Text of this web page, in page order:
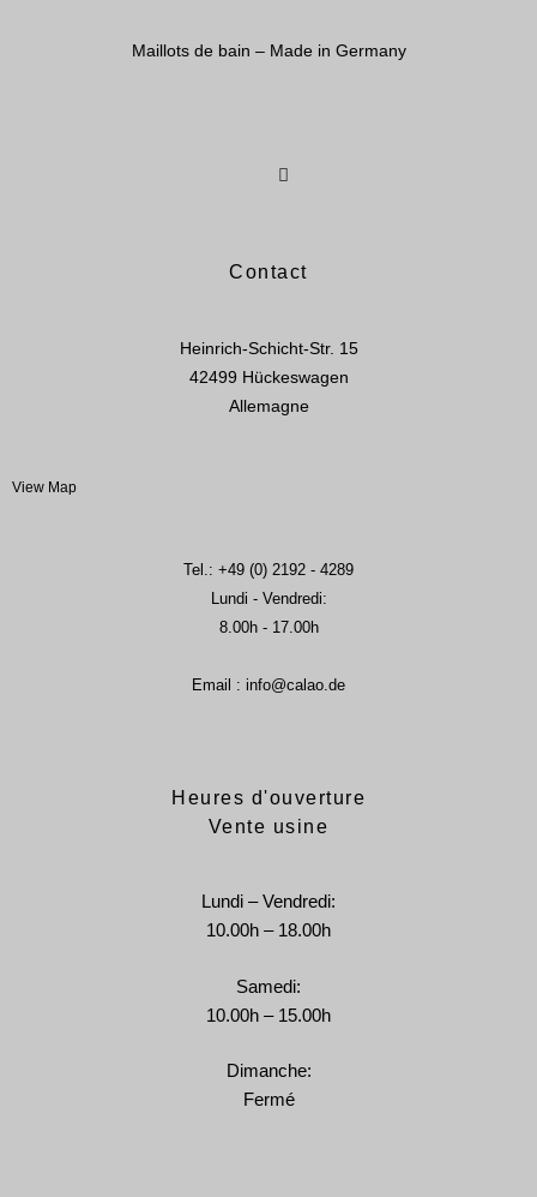
Maillots de bain – Made in Germany
Contact
Heinrich-Schicht-Str. 15
42499 Hückeswagen
Allemagne
View Map
Tel.: +49 (0) 2192 - 4289
Lundi - Vendredi:
8.00h - 17.00h
Email : info@calao.de
Heures d'ouverture
Vente usine
Lundi – Vendredi:
10.00h – 18.00h
Samedi:
10.00h – 15.00h
Dimanche:
Fermé